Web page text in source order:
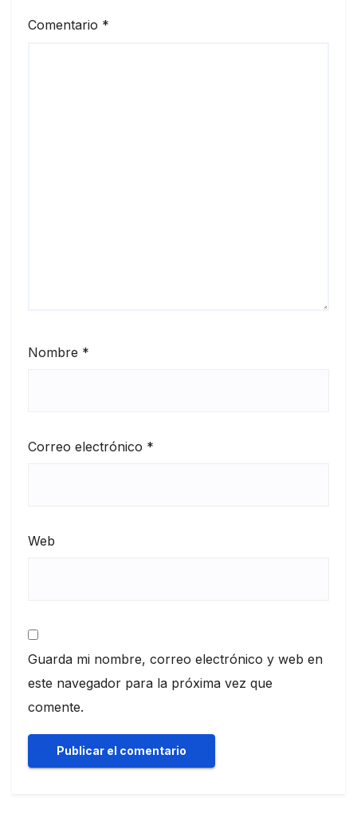
Comentario *
Nombre *
Correo electrónico *
Web
Guarda mi nombre, correo electrónico y web en
este navegador para la próxima vez que
comente.